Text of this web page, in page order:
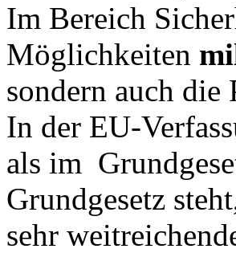
Im Bereich
Möglichkeiten
sondern auch
In der EU-
als im
Grundgesetz
sehr